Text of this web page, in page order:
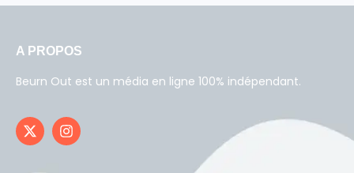
A PROPOS
Beurn Out est un média en ligne 100% indépendant.